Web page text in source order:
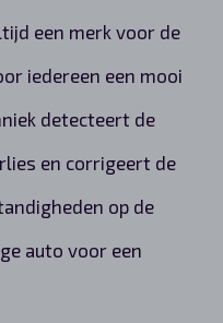
een merk voor de
iedereen een mooi
detecteert de
en corrigeert de
op de
auto voor een